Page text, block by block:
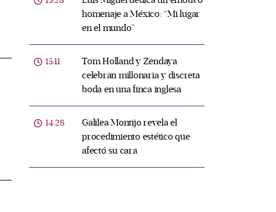
homenaje a México: “Mi lugar
en el mundo”
15:11
Tom Holland y Zendaya
celebran millonaria y discreta
boda en una finca inglesa
14:28
Galilea Montijo revela el
procedimiento estético que
afectó su cara